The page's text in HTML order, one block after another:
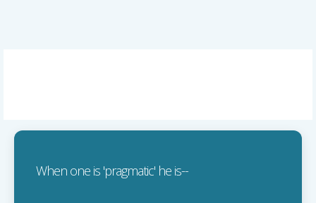
When one is 'pragmatic' he is--